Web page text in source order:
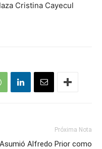
Cristina Cayecul
Próxima Nota
Asumió Alfredo Prior como